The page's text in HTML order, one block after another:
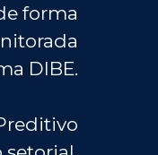
forma
DIBE.